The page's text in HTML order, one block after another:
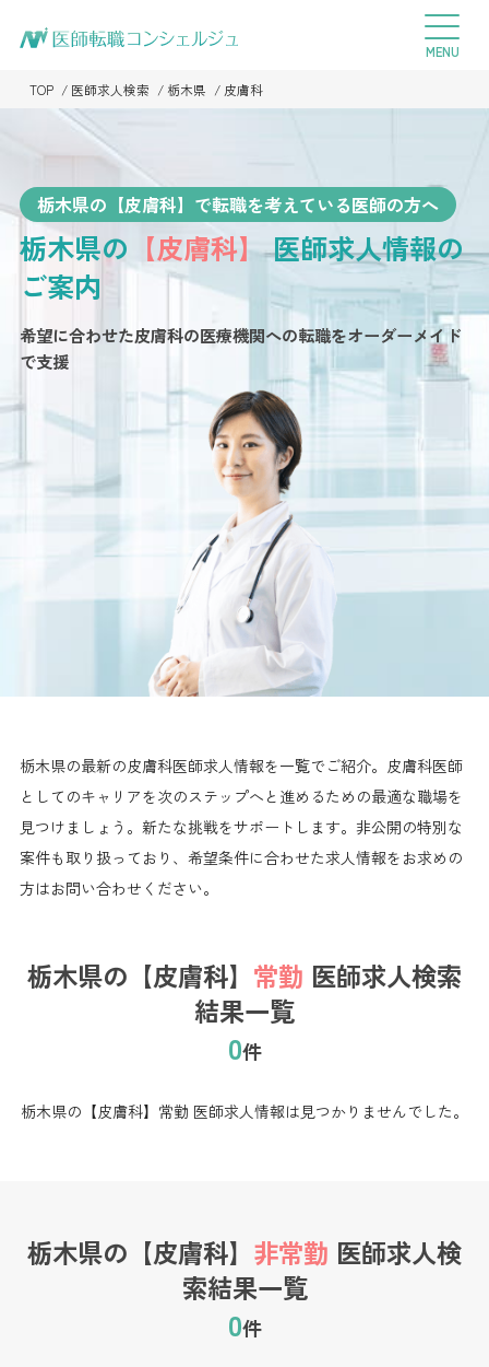
TOP 医師求人検索 栃木県 皮膚科
栃木県の【皮膚科】で転職を考えている医師の方へ
栃木県の 【皮膚科】医師求人情報の
ご案内
希望に合わせた皮膚科の医療機関への転職をオーダーメイド
で支援
栃木県の最新の皮膚科医師求人情報を一覧でご紹介。皮膚科医師
としてのキャリアを次のステップへと進めるための最適な職場を
見つけましょう。新たな挑戦をサポートします。非公開の特別な
案件も取り扱っており、希望条件に合わせた求人情報をお求めの
方はお問い合わせください。
栃木県の【皮膚科】 常勤 医師求人検索
結果一覧
0件
栃木県の【皮膚科】常勤 医師求人情報は見つかりませんでした。
栃木県の【皮膚科】 非常勤 医師求人検
索結果一覧
0件